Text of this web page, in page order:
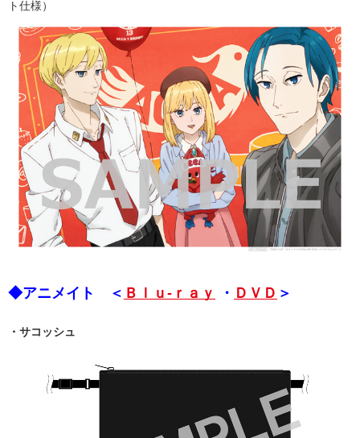
ト仕様）
◆アニメイト ＜ Ｂｌｕ-ｒａｙ ・ ＤＶＤ ＞
・サコッシュ